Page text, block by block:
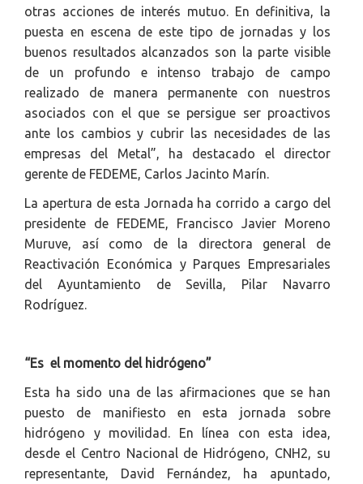
otras acciones de interés mutuo. En definitiva, la
puesta en escena de este tipo de jornadas y los
buenos resultados alcanzados son la parte visible
de un profundo e intenso trabajo de campo
realizado de manera permanente con nuestros
asociados con el que se persigue ser proactivos
ante los cambios y cubrir las necesidades de las
empresas del Metal”, ha destacado el director
gerente de FEDEME, Carlos Jacinto Marín.
La apertura de esta Jornada ha corrido a cargo del
presidente de FEDEME, Francisco Javier Moreno
Muruve, así como de la directora general de
Reactivación Económica y Parques Empresariales
del Ayuntamiento de Sevilla, Pilar Navarro
Rodríguez.
“Es el momento del hidrógeno”
Esta ha sido una de las afirmaciones que se han
puesto de manifiesto en esta jornada sobre
hidrógeno y movilidad. En línea con esta idea,
desde el Centro Nacional de Hidrógeno, CNH2, su
representante, David Fernández, ha apuntado,